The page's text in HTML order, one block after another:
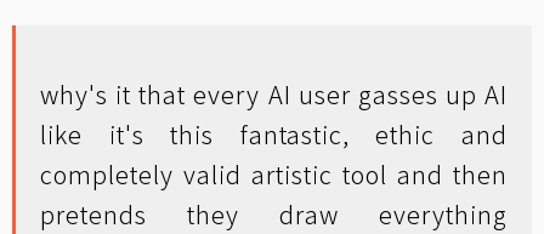
why's it that every AI user gasses up AI
like it's this fantastic, ethic and
completely valid artistic tool and then
pretends they draw everything